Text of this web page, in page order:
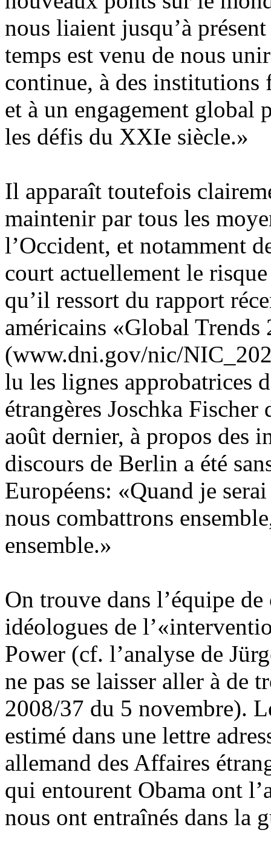
nous liaient jusqu’à
temps est venu de nous
continue, à des institutions
et à un engagement global
les défis du XXIe siècle.»
Il apparaît toutefois
maintenir par tous les
l’Occident, et notamment
court actuellement le
qu’il ressort du rapport
américains «Global
(www.dni.gov/nic/
lu les lignes approbatrices
étrangères Joschka
août dernier, à propos des
discours de Berlin a été
Européens: «Quand je
nous combattrons
ensemble.»
On trouve dans l’équipe
idéologues de
Power (cf. l’analyse de
ne pas se laisser aller à de
2008/37 du 5 novembre).
estimé dans une lettre
allemand des Affaires
qui entourent Obama ont
nous ont entraînés dans la